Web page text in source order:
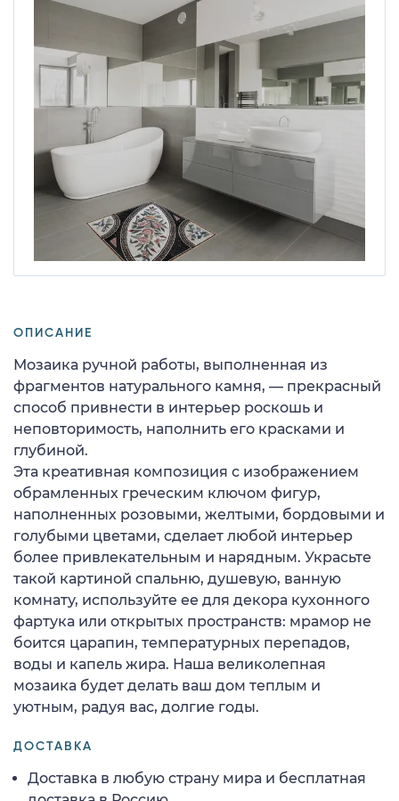
ОПИСАНИЕ
Мозаика ручной работы, выполненная из
фрагментов натурального камня, — прекрасный
способ привнести в интерьер роскошь и
неповторимость, наполнить его красками и
глубиной.
Эта креативная композиция с изображением
обрамленных греческим ключом фигур,
наполненных розовыми, желтыми, бордовыми и
голубыми цветами, сделает любой интерьер
более привлекательным и нарядным. Украсьте
такой картиной спальню, душевую, ванную
комнату, используйте ее для декора кухонного
фартука или открытых пространств: мрамор не
боится царапин, температурных перепадов,
воды и капель жира. Наша великолепная
мозаика будет делать ваш дом теплым и
уютным, радуя вас, долгие годы.
ДОСТАВКА
Доставка в любую страну мира и бесплатная